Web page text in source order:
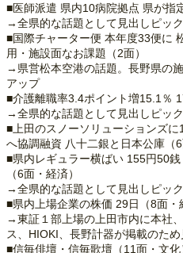
■医師派遣 県内10病院拠点 県が指
→全県的な話題として見出しピッ
■国際チャーター便 本年度33便に
用・施設面なお課題（2面）
→県営松本空港の話題。長野県の
アップ
■介護離職率3.4ポイント増15.1％
→全県的な話題として見出しピッ
■上田のスノーソリューションズ
へ協調融資 八十二銀と日本公庫（6
■県内レギュラー横ばい 155円50
（6面・経済）
→全県的な話題として見出しピッ
■県内上場企業の株価 29日（8面・
→東証１部上場の上田市内に本社
ス、HIOKI、長野計器が掲載のた
■信毎俳壇・信毎歌壇（11面・文化